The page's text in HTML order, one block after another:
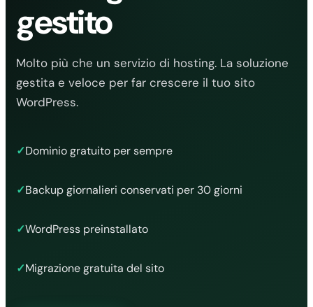
gestito
Molto più che un servizio di hosting. La soluzione
gestita e veloce per far crescere il tuo sito
WordPress.
✓Dominio gratuito per sempre
✓Backup giornalieri conservati per 30 giorni
✓WordPress preinstallato
✓Migrazione gratuita del sito